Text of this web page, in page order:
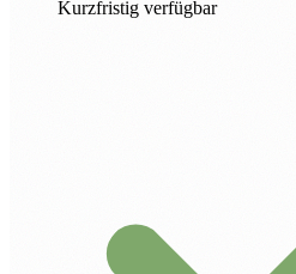
Kurzfristig verfügbar